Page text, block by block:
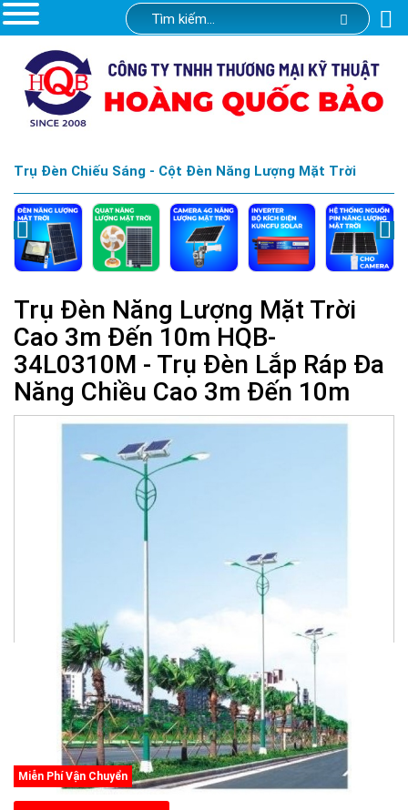
Trụ Đèn Chiếu Sáng - Cột Đèn Năng Lượng Mặt Trời
Trụ Đèn Năng Lượng Mặt Trời
Cao 3m Đến 10m HQB-
34L0310M - Trụ Đèn Lắp Ráp Đa
Năng Chiều Cao 3m Đến 10m
Miễn Phí Vận Chuyển